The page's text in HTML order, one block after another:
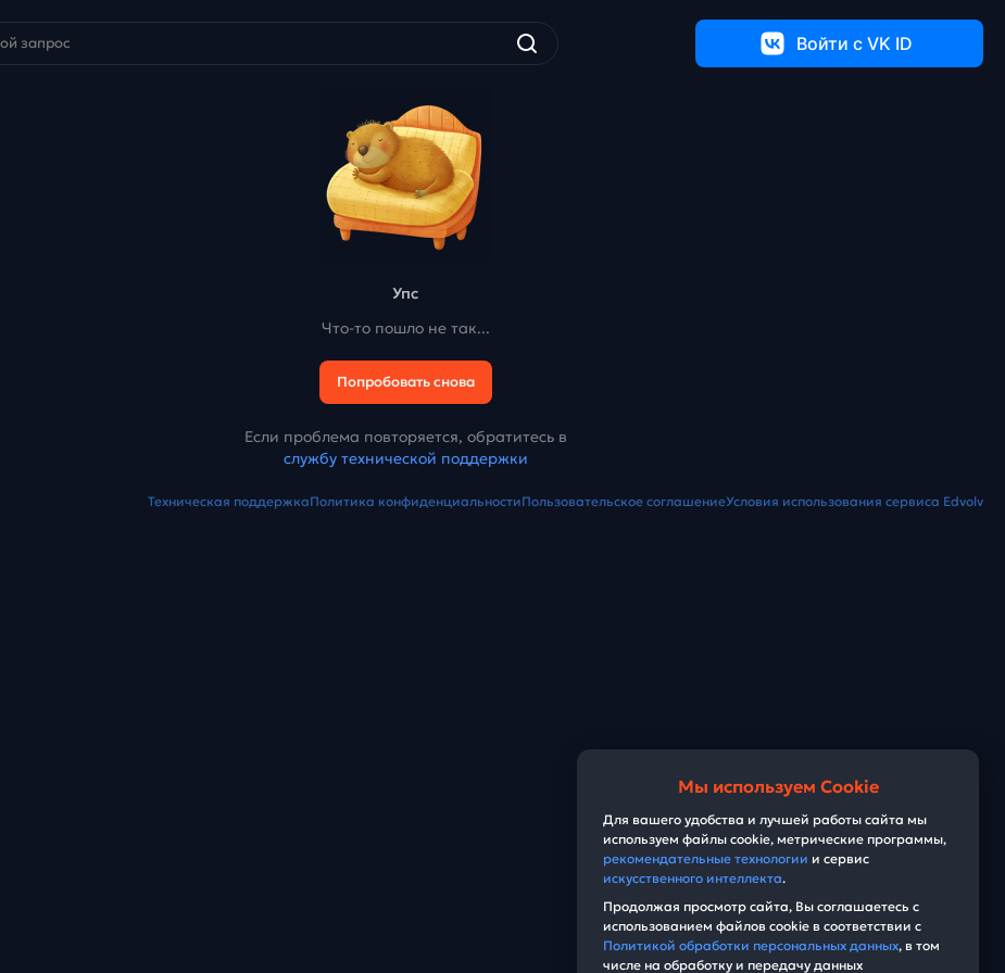
Войти c VK ID
Упс
Что-то пошло не так...
Попробовать снова
Если проблема повторяется, обратитесь в
службу технической поддержки
Техническая поддержкаПолитика конфиденциальностиПользовательское соглашениеУсловия использования сервиса Edvolv
Мы используем Cookie
Для вашего удобства и лучшей работы сайта мы
используем файлы cookie, метрические программы,
рекомендательные технологии и сервис
искусственного интеллекта.
Продолжая просмотр сайта, Вы соглашаетесь с
использованием файлов cookie в соответствии с
Политикой обработки персональных данных, в том
числе на обработку и передачу данных